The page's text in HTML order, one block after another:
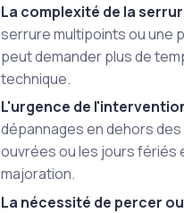
La complexité de la
serrure multipoints ou une
peut demander plus de
technique.
L'urgence de
dépannages en dehors
ouvrées ou les jours fériés
majoration.
La nécessité de percer